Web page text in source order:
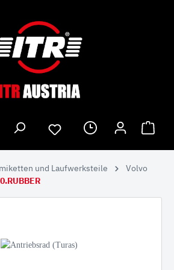
und Laufwerksteile
Volvo